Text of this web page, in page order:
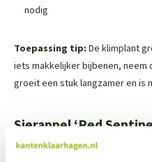
nodig
Toepassing tip: De klimplant
iets makkelijker bijbenen, neem
groeit een stuk langzamer en is
Sierappel ‘Red
In de herfst worden sierappels